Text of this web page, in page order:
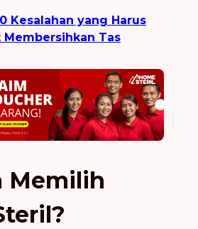
Kesalahan yang Harus
Membersihkan Tas
Memilih